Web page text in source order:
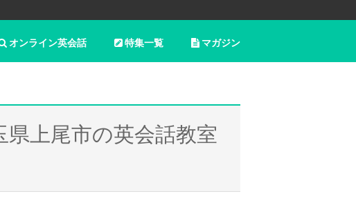
マガジン
特集一覧
オンライン英会話
上尾市の英会話教室